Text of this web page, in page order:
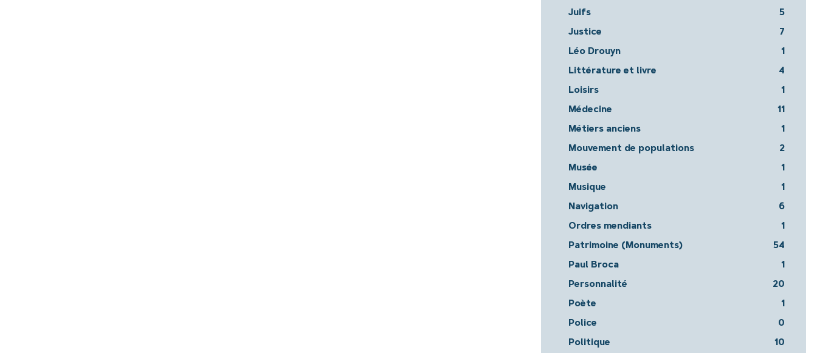
Juifs 5
Justice 7
Léo Drouyn 1
Littérature et livre 4
Loisirs 1
Médecine 11
Métiers anciens 1
Mouvement de populations 2
Musée 1
Musique 1
Navigation 6
Ordres mendiants 1
Patrimoine (Monuments) 54
Paul Broca 1
Personnalité 20
Poète 1
Police 0
Politique 10